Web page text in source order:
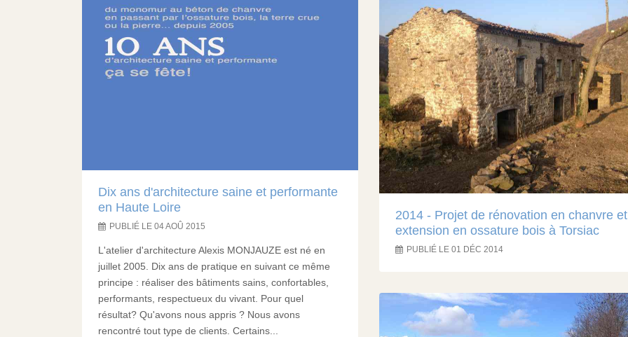
Dix ans d'architecture saine et performante
en Haute Loire
PUBLIÉ LE 04 AOÛ 2015
L'atelier d'architecture Alexis MONJAUZE est né en
juillet 2005. Dix ans de pratique en suivant ce même
principe : réaliser des bâtiments sains, confortables,
performants, respectueux du vivant. Pour quel
résultat? Qu'avons nous appris ? Nous avons
rencontré tout type de clients. Certains...
2014 - Projet de rénovation en chanvre et
extension en ossature bois à Torsiac
PUBLIÉ LE 01 DÉC 2014